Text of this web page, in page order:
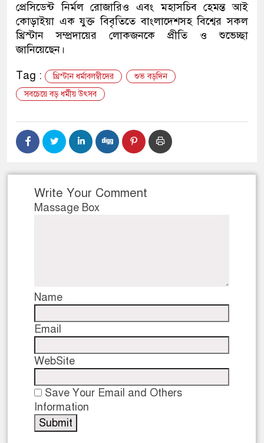
প্রেসিডেন্ট নির্মল রোজারিও এবং মহাসচিব হেমন্ত আই
কোড়াইয়া এক যুক্ত বিবৃতিতে বাংলাদেশসহ বিশ্বের সকল
খ্রিস্টান সম্প্রদায়ের লোকজনকে প্রীতি ও শুভেচ্ছা
জানিয়েছেন।
Tag :
খ্রিস্টান ধর্মাবলম্বীদের
শুভ বড়দিন
সবচেয়ে বড় ধর্মীয় উৎসব
Write Your Comment
Massage Box
Name
Email
WebSite
Save Your Email and Others
Information